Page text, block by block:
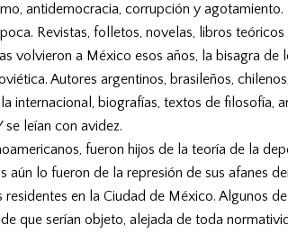
antidemocracia, corrupción y agotamiento.
Revistas, folletos, novelas, libros
volvieron a México esos años, la bisagra
Autores argentinos, brasileños,
internacional, biografías, textos de filosofía,
leían con avidez.
fueron hijos de la teoría de la
lo fueron de la represión de sus afanes
en la Ciudad de México. Algunos
que serían objeto, alejada de toda